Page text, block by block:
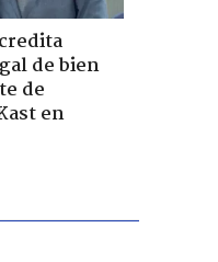
de bien
de
en